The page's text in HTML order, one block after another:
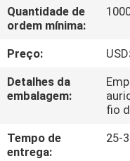
CONTROLE
DA
QUALIDADE
NOS
Quantidade de
ordem mínima:
Preço:
Detalhes da
embalagem:
fio
Tempo de
entrega:
25-